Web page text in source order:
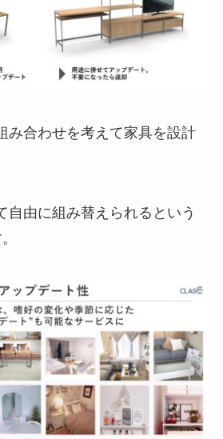
み合わせを考えて家具を設計
自由に組み替えられるという